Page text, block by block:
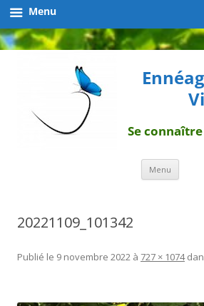
Se
Menu Aller
20221109_101342
Publié le 9 novembre 2022 à 727 × 1074
Menu